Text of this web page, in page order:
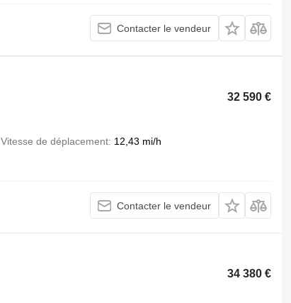
Contacter le vendeur
32 590 €
Vitesse de déplacement 12,43 mi/h
Contacter le vendeur
34 380 €